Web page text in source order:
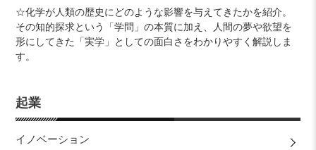
起業
イノベーション
☆化学が人類の歴史にどのような影響を与えてきたかを紹介。
その知的探求という「学問」の本質に加え、人間の夢や欲望を
形にしてきた「実学」としての面白さをわかりやすく解説しま
す。